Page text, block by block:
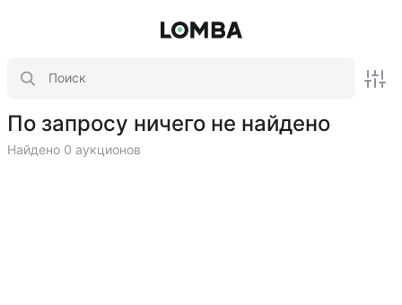
По запросу ничего не найдено
Найдено 0 аукционов